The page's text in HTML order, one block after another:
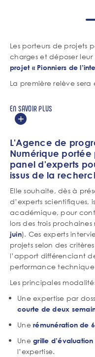
Les porteurs de
charges et déposer leur
projet « Pionniers de
La première relève
EN SAVOIR PLUS
L'Agence de
Numérique portée
panel d'experts
issus de la
Elle souhaite, dès à
d’experts scientifiques,
académique, pour
lors des trois prochaines
juin). Ces experts
projets selon des
l’apport différenciant
performance
Les principales
Une expertise par
courte de deux
Unerémunération de
Unegrille d’évaluation
l’expertise.